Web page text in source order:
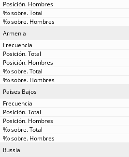
Armenia
Países Bajos
Russia